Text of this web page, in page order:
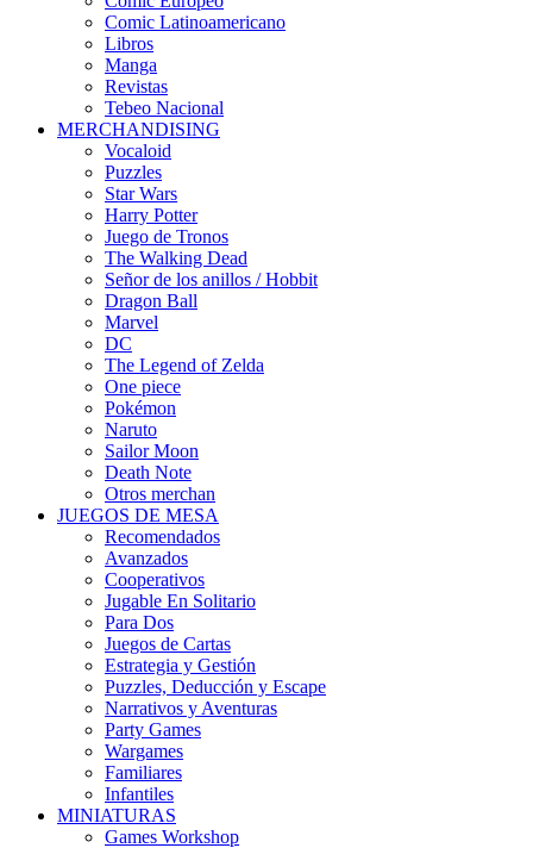
Comic Latinoamericano
Libros
Manga
Revistas
Tebeo Nacional
MERCHANDISING
Vocaloid
Puzzles
Star Wars
Harry Potter
Juego de Tronos
The Walking Dead
Señor de los anillos / Hobbit
Dragon Ball
Marvel
DC
The Legend of Zelda
One piece
Pokémon
Naruto
Sailor Moon
Death Note
Otros merchan
JUEGOS DE MESA
Recomendados
Avanzados
Cooperativos
Jugable En Solitario
Para Dos
Juegos de Cartas
Estrategia y Gestión
Puzzles, Deducción y Escape
Narrativos y Aventuras
Party Games
Wargames
Familiares
Infantiles
MINIATURAS
Games Workshop